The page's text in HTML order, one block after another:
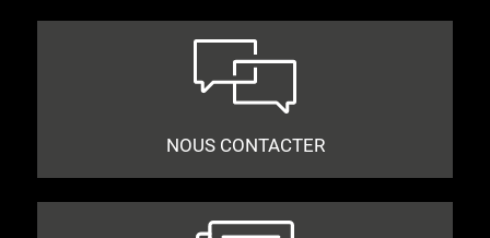
NOUS CONTACTER